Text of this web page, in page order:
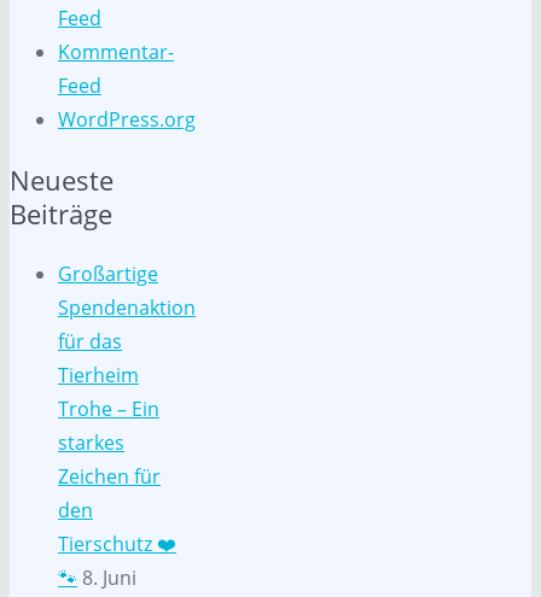
Feed
Kommentar-
Feed
WordPress.org
Neueste
Beiträge
Großartige
Spendenaktion
für das
Tierheim
Trohe – Ein
starkes
Zeichen für
den
Tierschutz ❤️
🐾 8. Juni